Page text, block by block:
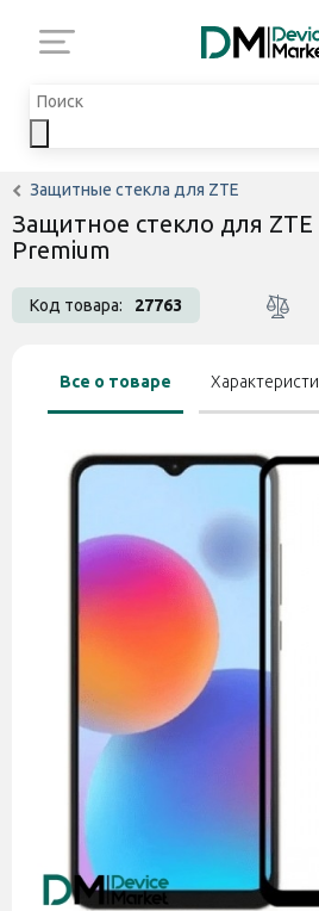
Защитные стекла для ZTE
Защитное стекло для ZTE
Premium
Код товара: 27763
Все о товаре